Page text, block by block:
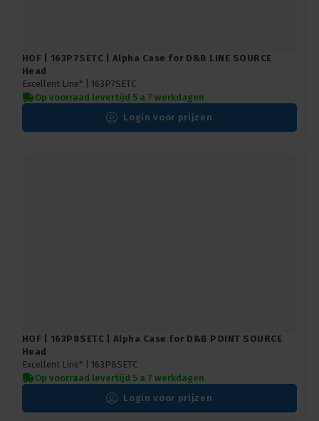
HOF | 163P7SETC | Alpha Case for D&B LINE SOURCE
Head
Excellent Line* | 163P7SETC
Op voorraad levertijd 5 a 7 werkdagen
Login voor prijzen
HOF | 163P8SETC | Alpha Case for D&B POINT SOURCE
Head
Excellent Line* | 163P8SETC
Op voorraad levertijd 5 a 7 werkdagen
Login voor prijzen